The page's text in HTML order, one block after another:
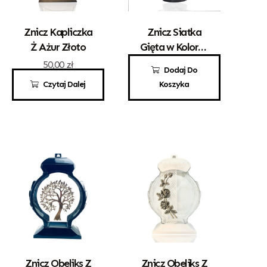
Czytaj Dalej
Znicz Kapliczka
Ż Ażur Złoto
50,00 zł
Dodaj Do
Koszyka
Znicz Siatka
Gięta w Kolorze
49,00 zł
Znicz Obeliks Z
Znicz Obeliks Z